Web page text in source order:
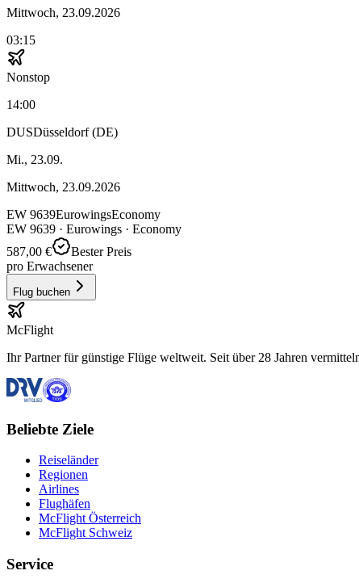
Mittwoch, 23.09.2026
03:15
Nonstop
14:00
DUSDüsseldorf (DE)
Mi., 23.09.
Mittwoch, 23.09.2026
EW 9639EurowingsEconomy
EW 9639 · Eurowings · Economy
587,00 €
Bester Preis
pro Erwachsener
Flug buchen
McFlight
Ihr Partner für günstige Flüge weltweit. Seit über 28 Jahren
Beliebte Ziele
Reiseländer
Regionen
Airlines
Flughäfen
McFlight Österreich
McFlight Schweiz
Service